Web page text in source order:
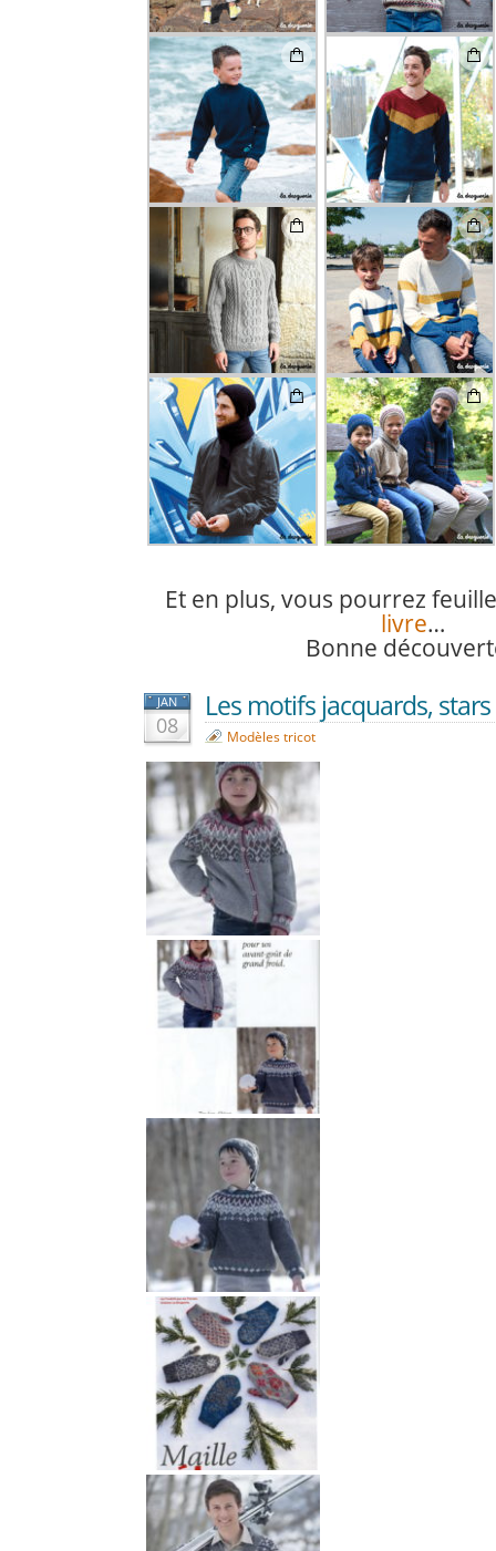
Et en plus, vous pourrez
livre…
Bonne
JAN
08
Les motifs jacquards, stars
Modèles tricot